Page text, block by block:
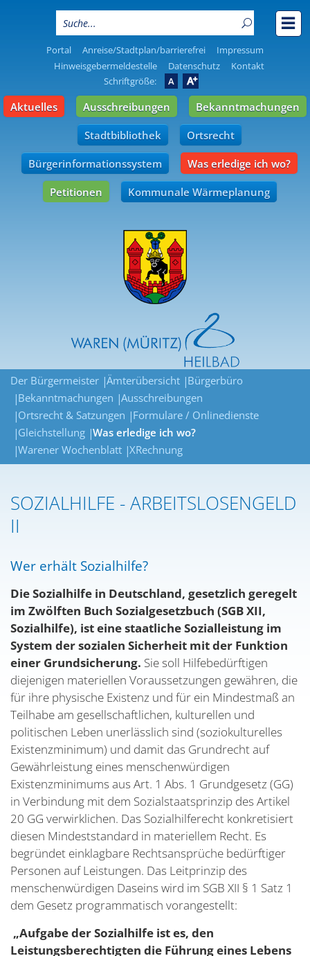
Portal Anreise/Stadtplan/barrierefrei
Impressum
Hinweisgebermeldestelle
Datenschutz
Kontakt
Schriftgröße:
A A
Aktuelles Ausschreibungen Bekanntmachungen
Stadtbibliothek Ortsrecht
Bürgerinformationssystem Was erledige ich wo?
Petitionen Kommunale Wärmeplanung
Der Bürgermeister Ämterübersicht Bürgerbüro
Bekanntmachungen Ausschreibungen
Ortsrecht & Satzungen
Formulare / Onlinedienste
Gleichstellung Was erledige ich wo?
Warener Wochenblatt XRechnung
SOZIALHILFE - ARBEITSLOSENGELD
II
Wer erhält Sozialhilfe?
Die Sozialhilfe in Deutschland, gesetzlich geregelt
im Zwölften Buch Sozialgesetzbuch (SGB XII,
Sozialhilfe), ist eine staatliche Sozialleistung im
System der sozialen Sicherheit mit der Funktion
einer Grundsicherung. Sie soll Hilfebedürftigen
diejenigen materiellen Voraussetzungen gewähren, die
für ihre physische Existenz und für ein Mindestmaß an
Teilhabe am gesellschaftlichen, kulturellen und
politischen Leben unerlässlich sind (soziokulturelles
Existenzminimum) und damit das Grundrecht auf
Gewährleistung eines menschenwürdigen
Existenzminimums aus Art. 1 Abs. 1 Grundgesetz (GG)
in Verbindung mit dem Sozialstaatsprinzip des Artikel
20 GG verwirklichen. Das Sozialhilferecht konkretisiert
diesen Mindeststandard in materiellem Recht. Es
begründet einklagbare Rechtsansprüche bedürftiger
Personen auf Leistungen. Das Leitprinzip des
menschenwürdigen Daseins wird im SGB XII § 1 Satz 1
dem Gesetz programmatisch vorangestellt:
„Aufgabe der Sozialhilfe ist es, den
Leistungsberechtigten die Führung eines Lebens